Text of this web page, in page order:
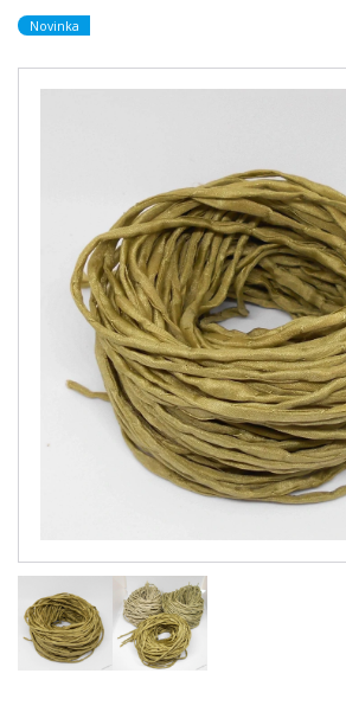
Novinka